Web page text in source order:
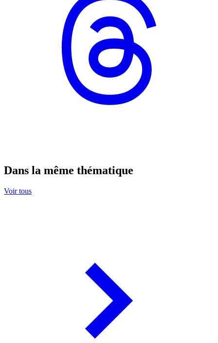
Dans la même thématique
Voir tous